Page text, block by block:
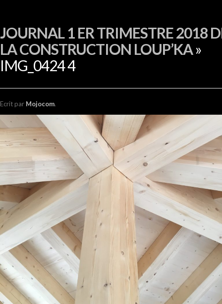
JOURNAL 1 ER TRIMESTRE 2018
LA CONSTRUCTION LOUP’KA»
IMG_0424 4
Ecrit par Mojocom.